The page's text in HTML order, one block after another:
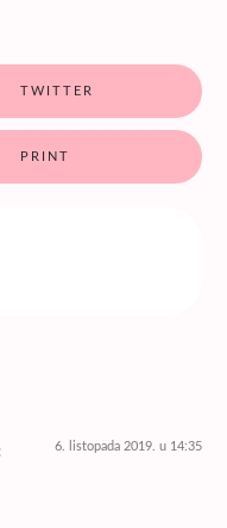
TWITTER
PRINT
6. listopada 2019. u 14:35